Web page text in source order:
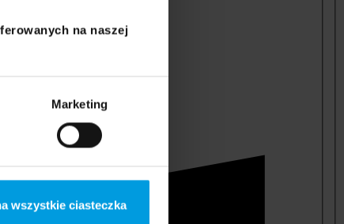
na naszej
Marketing
wszystkie ciasteczka